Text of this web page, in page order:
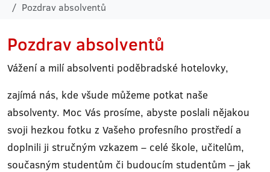
Pozdrav absolventů
Pozdrav absolventů
Vážení a milí absolventi poděbradské hotelovky,
zajímá nás, kde všude můžeme potkat naše
absolventy. Moc Vás prosíme, abyste poslali nějakou
svoji hezkou fotku z Vašeho profesního prostředí a
doplnili ji stručným vzkazem – celé škole, učitelům,
současným studentům či budoucím studentům – jak